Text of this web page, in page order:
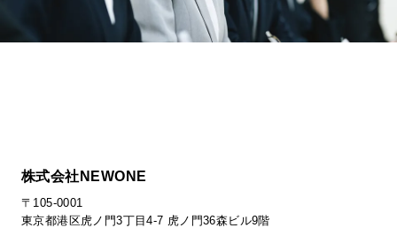
株式会社NEWONE
〒105-0001
東京都港区虎ノ門3丁目4-7 虎ノ門36森ビル9階